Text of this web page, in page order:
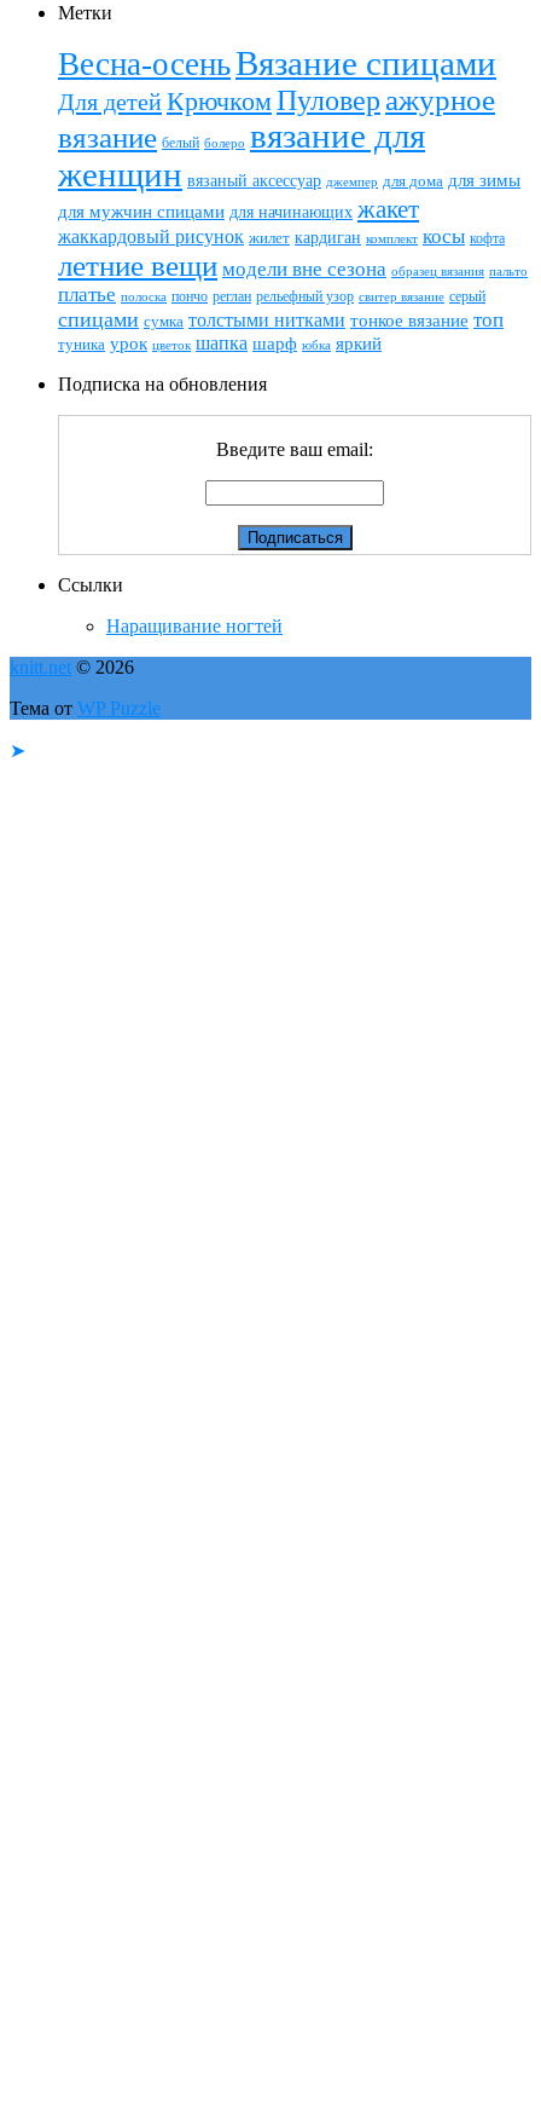
Метки
Весна-осеньВязание спицами
Для детейКрючкомПуловер ажурное
вязание белый болеро вязание для
женщин вязаный аксессуар джемпер для дома для зимы
для мужчин спицами для начинающих жакет
жаккардовый рисунок жилет кардиган комплект косы кофта
летние вещи модели вне сезона образец вязания пальто
платье полоска пончо реглан рельефный узор свитер вязание серый
спицами сумка толстыми нитками тонкое вязание топ
туника урок цветок шапка шарф юбка яркий
Подписка на обновления
Введите ваш email:
Ссылки
Наращивание ногтей
knitt.net © 2026
Тема от WP Puzzle
➤